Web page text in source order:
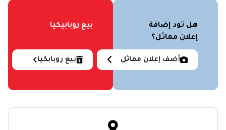
هل تود إضافة
إعلان مماثل؟
أضف إعلان مماثل
بيع روبابيكيا
بيع روبابكيا